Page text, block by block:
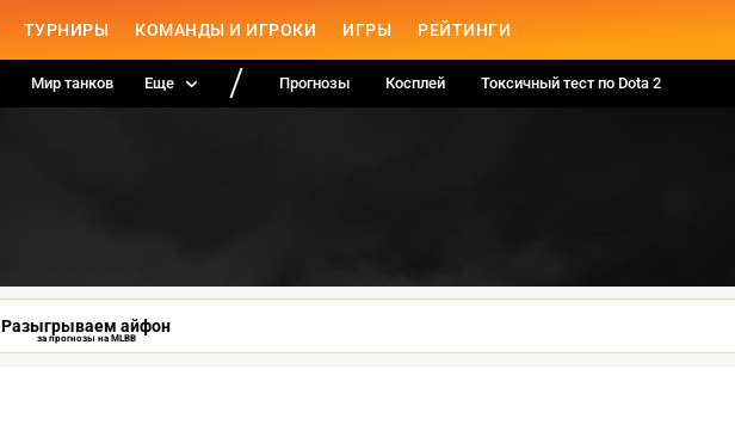
ТУРНИРЫ КОМАНДЫ И ИГРОКИ ИГРЫ РЕЙТИНГИ
Мир танков Еще Прогнозы Косплей Токсичный тест по Dota 2
Разыгрываем айфон
за прогнозы на MLBB